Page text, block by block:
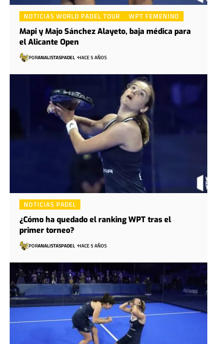
NOTICIAS WORLD PADEL TOUR WPT FEMENINO
Mapi y Majo Sánchez Alayeto, baja médica para
el Alicante Open
PORANALISTASPADEL HACE 5 AÑOS
NOTICIAS PADEL
¿Cómo ha quedado el ranking WPT tras el
primer torneo?
PORANALISTASPADEL HACE 5 AÑOS